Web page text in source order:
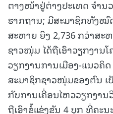
ຕາງໜ້າຢູ່ຕ່າງປະເທດ ຈໍານ
ຮາກຖານ; ມີສະມາຊິກທັງໝົ
ສະຫາຍ ຍິງ 2,736 ກວ່າສະ
ຊາວໜຸ່ມ ໄດ້ຖືເອົາວຽກງານ
ວຽກງານການເມືອງ-ແນວຄິ
ສະມາຊິກຊາວໜຸ່ມຂອງຕົນ ເ
ກັບການເຄື່ອນໄຫວວຽກງານ
ຖືເອົາຂໍ້ແຂ່ງຂັນ 4 ບຸກ ທີ່ຄະ